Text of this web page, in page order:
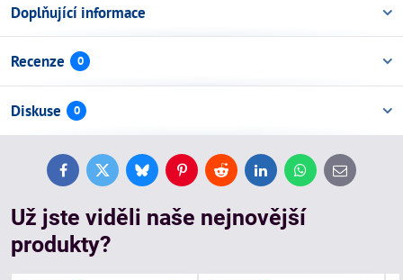
Doplňující informace
Recenze 0
Diskuse 0
FacebookTwitterBlueskyPinterestReddit LinkedInWhatsApp
E-
mail
Už jste viděli naše nejnovější
produkty?